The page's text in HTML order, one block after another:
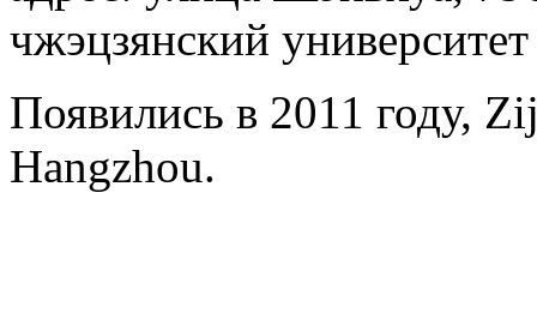
чжэцзянский университет
Появились в 2011 году,
Hangzhou.